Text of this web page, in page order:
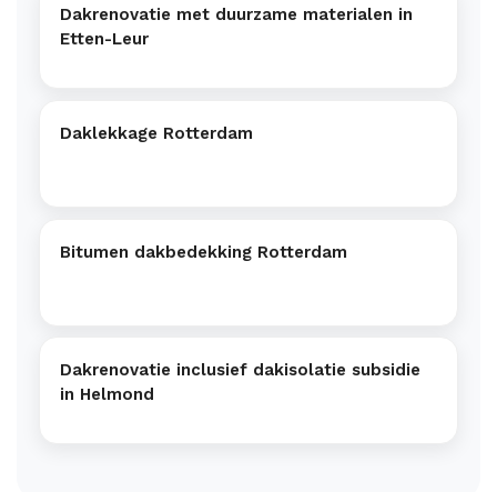
Dakrenovatie met duurzame materialen in
Etten-Leur
Daklekkage Rotterdam
Bitumen dakbedekking Rotterdam
Dakrenovatie inclusief dakisolatie subsidie
in Helmond